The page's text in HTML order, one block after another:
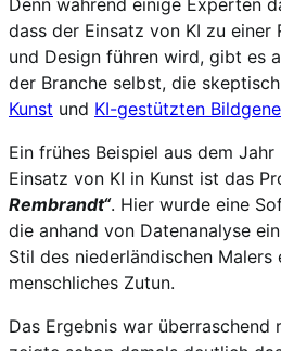
Denn während einige Experten
dass der Einsatz von KI zu einer
und Design führen wird, gibt es
der Branche selbst, die
Kunst und KI-gestützten
Ein frühes Beispiel aus dem
Einsatz von KI in Kunst ist das
Rembrandt“. Hier wurde eine
die anhand von Datenanalyse
Stil des niederländischen
menschliches Zutun.
Das Ergebnis war überraschend